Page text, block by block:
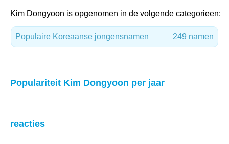
Kim Dongyoon is opgenomen in de volgende categorieen:
Populaire Koreaanse jongensnamen 249 namen
Populariteit Kim Dongyoon per jaar
reacties